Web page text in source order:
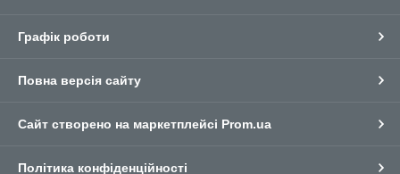
Графік роботи
Повна версія сайту
Сайт створено на маркетплейсі Prom.ua
Політика конфіденційності